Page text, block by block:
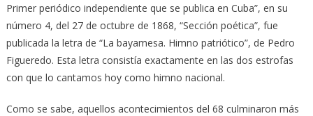
Primer periódico independiente que se publica en Cuba”, en su
número 4, del 27 de octubre de 1868, “Sección poética”, fue
publicada la letra de “La bayamesa. Himno patriótico”, de Pedro
Figueredo. Esta letra consistía exactamente en las dos estrofas
con que lo cantamos hoy como himno nacional.
Como se sabe, aquellos acontecimientos del 68 culminaron más